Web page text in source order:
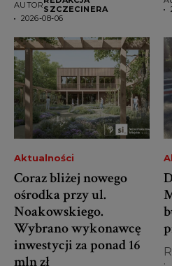
odnaleźli mężczyznę
AUTORSZCZECINERA
2026-08-06
Aktualności
Coraz bliżej nowego
ośrodka przy ul.
Noakowskiego.
Wybrano wykonawcę
inwestycji za ponad 16
mln zł